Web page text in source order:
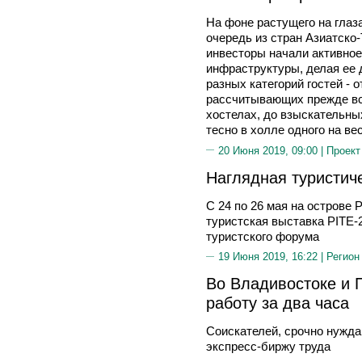
На фоне растущего на
очередь из стран
инвесторы начали
инфраструктуры, делая
разных категорий гостей -
рассчитывающих прежде
хостелах, до
тесно в холле одного на
20 Июня 2019, 09:00 |
Наглядная
С 24 по 26 мая на острове
туристская выставка
туристского форума
19 Июня 2019, 16:22 |
Во Владивостоке и
работу за два часа
Соискателей, срочно
экспресс-биржу труда